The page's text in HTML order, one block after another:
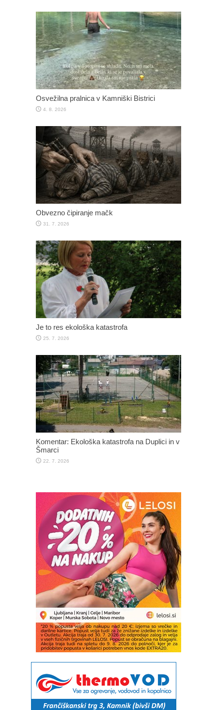
Osvežilna pralnica v Kamniški Bistrici
4. 8. 2026
Obvezno čipiranje mačk
31. 7. 2026
Je to res ekološka katastrofa
25. 7. 2026
Komentar: Ekološka katastrofa na Duplici in v
Šmarci
22. 7. 2026